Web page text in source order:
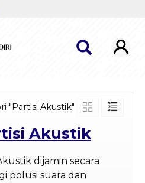
"Partisi Akustik"
Akustik
dijamin secara
polusi suara dan